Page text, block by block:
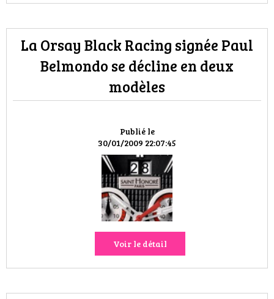
MODE DE RUE
JEUNES CRÉATEURS
DÉCO
VOYAGES & LOISIRS
Publié le
30/01/2009 22:07:45
La Orsay Black Racing signée Paul
Belmondo se décline en deux
modèles
Voir le détail